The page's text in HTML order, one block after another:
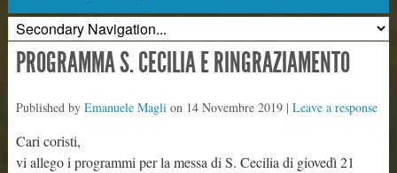
PROGRAMMA S. CECILIA E RINGRAZIAMENTO
Published by Emanuele Maglion 14 Novembre 2019| Leave a response
Cari coristi,
vi allego i programmi per la messa di S. Cecilia di giovedì 21